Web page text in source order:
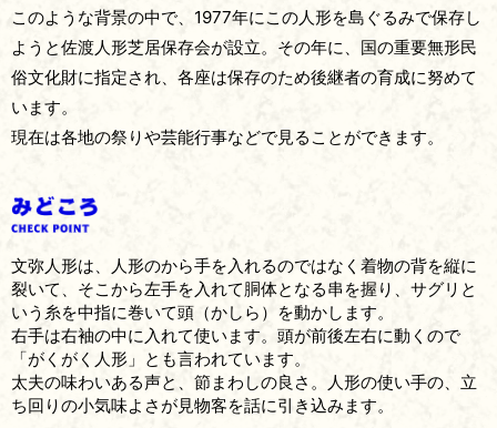
このような背景の中で、1977年にこの人形を島ぐるみで保存し
ようと佐渡人形芝居保存会が設立。その年に、国の重要無形民
俗文化財に指定され、各座は保存のため後継者の育成に努めて
います。
現在は各地の祭りや芸能行事などで見ることができます。
文弥人形は、人形のから手を入れるのではなく着物の背を縦に
裂いて、そこから左手を入れて胴体となる串を握り、サグリと
いう糸を中指に巻いて頭（かしら）を動かします。
右手は右袖の中に入れて使います。頭が前後左右に動くので
「がくがく人形」とも言われています。
太夫の味わいある声と、節まわしの良さ。人形の使い手の、立
ち回りの小気味よさが見物客を話に引き込みます。